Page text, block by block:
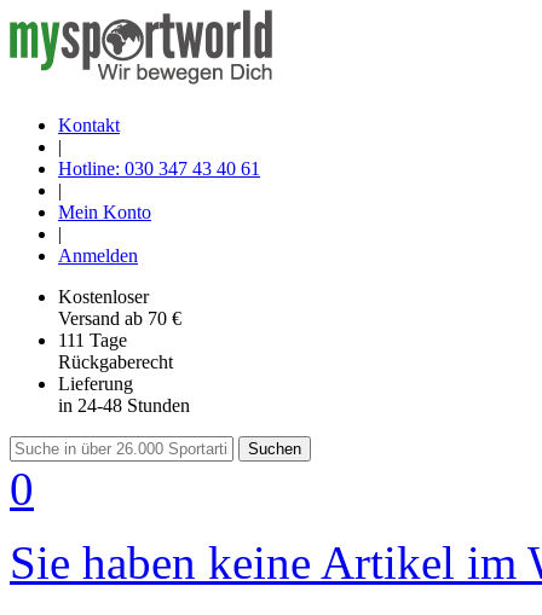
Kontakt
|
Hotline: 030 347 43 40 61
|
Mein Konto
|
Anmelden
Kostenloser
Versand ab 70 €
111 Tage
Rückgaberecht
Lieferung
in 24-48 Stunden
Suchen
0
Sie haben keine Artikel im